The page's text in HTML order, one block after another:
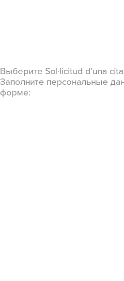
Выберите Sol·licitud d’una
Заполните персональные
форме: